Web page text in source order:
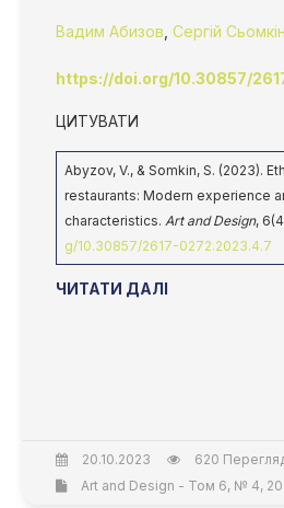
Вадим Абизов Сергій Сьомкін
https://doi.org/10.30857/
ЦИТУВАТИ
Abyzov, V., & Somkin, S. (2023).
restaurants: Modern experience
characteristics. Art and Design,
g/10.30857/2617-0272.2023.4.7
ЧИТАТИ ДАЛІ
20.10.2023
620
Art and Design - Том 6, № 4,